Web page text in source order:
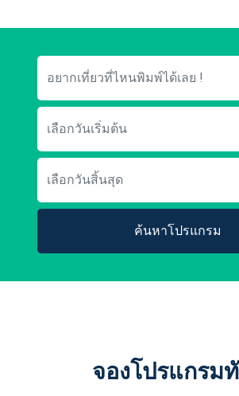
ค้นหาโปรแกรม
จองโปรแกรม